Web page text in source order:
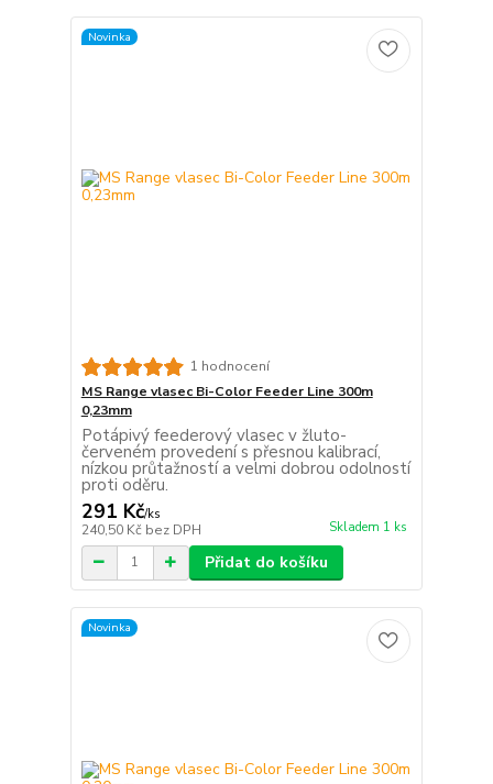
Novinka
1 hodnocení
MS Range vlasec Bi-Color Feeder Line 300m
0,23mm
Potápivý feederový vlasec v žluto-
červeném provedení s přesnou kalibrací,
nízkou průtažností a velmi dobrou odolností
proti oděru.
291 Kč/ks
240,50 Kč bez DPH Skladem 1 ks
Přidat do košíku
Novinka